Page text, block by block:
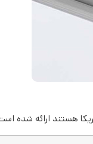
هستند ارائه شده